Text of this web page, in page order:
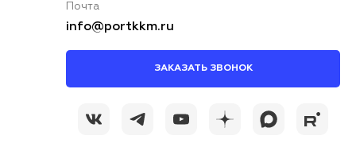
Почта
info@portkkm.ru
ЗАКАЗАТЬ ЗВОНОК